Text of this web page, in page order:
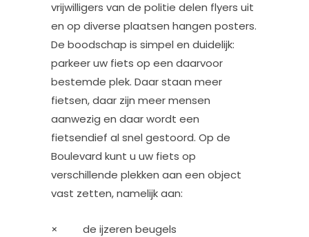
vrijwilligers van de politie delen flyers uit
en op diverse plaatsen hangen posters.
De boodschap is simpel en duidelijk:
parkeer uw fiets op een daarvoor
bestemde plek. Daar staan meer
fietsen, daar zijn meer mensen
aanwezig en daar wordt een
fietsendief al snel gestoord. Op de
Boulevard kunt u uw fiets op
verschillende plekken aan een object
vast zetten, namelijk aan:
× de ijzeren beugels